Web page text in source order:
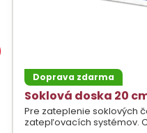
Doprava zdarma
Soklová doska 20
Pre zateplenie soklových
zatepľovacích systémov.